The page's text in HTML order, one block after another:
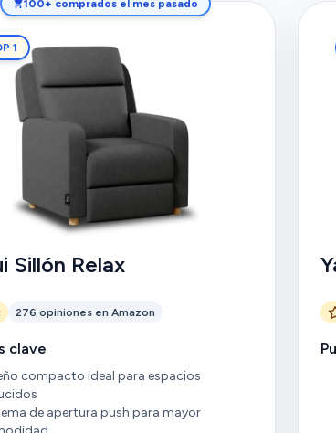
100+ comprados el mes pasado
1
Sillón Relax
276 opiniones en Amazon
clave
compacto ideal para espacios
de apertura push para mayor